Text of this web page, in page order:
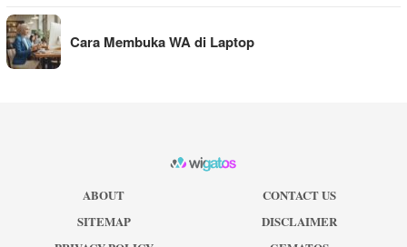
Cara Membuka WA di Laptop
ABOUT
CONTACT US
SITEMAP
DISCLAIMER